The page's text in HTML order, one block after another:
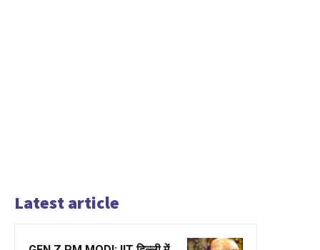
Latest article